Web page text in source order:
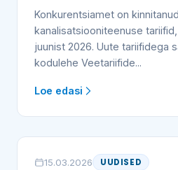
Konkurentsiamet on
kanalisatsiooniteenuse
juunist 2026. Uute tariifidega
kodulehe Veetariifide...
Loe edasi
15.03.2026 UUDISED